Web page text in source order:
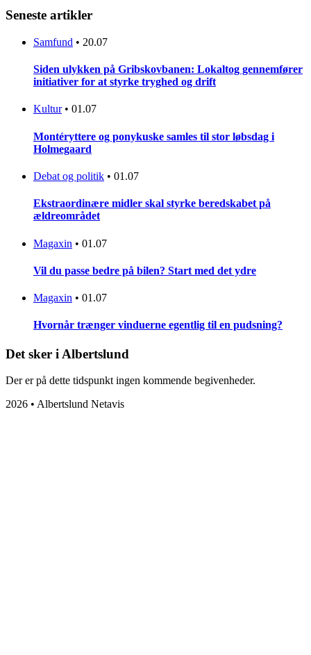
Seneste artikler
Samfund • 20.07
Siden ulykken på Gribskovbanen: Lokaltog gennemfører
initiativer for at styrke tryghed og drift
Kultur • 01.07
Montéryttere og ponykuske samles til stor løbsdag i
Holmegaard
Debat og politik • 01.07
Ekstraordinære midler skal styrke beredskabet på
ældreområdet
Magaxin • 01.07
Vil du passe bedre på bilen? Start med det ydre
Magaxin • 01.07
Hvornår trænger vinduerne egentlig til en pudsning?
Det sker i Albertslund
Der er på dette tidspunkt ingen kommende begivenheder.
2026 • Albertslund Netavis